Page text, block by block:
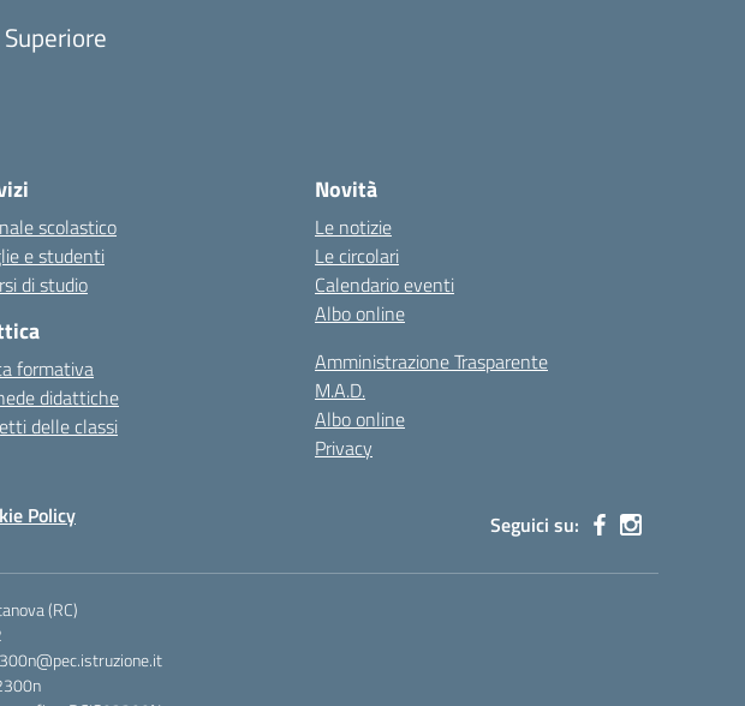
scolastico
e studenti
di studio
formativa
didattiche
delle classi
Novità
Le notizie
Le circolari
Calendario eventi
Albo online
Amministrazione Trasparente
M.A.D.
Albo online
Privacy
Policy Seguici su:
(RC)